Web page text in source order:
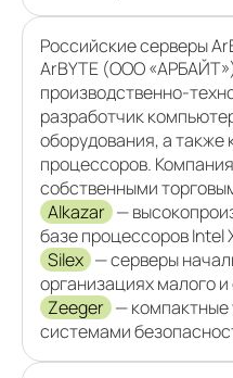
Российские серверы
ArBYTE (ООО
производственно-
разработчик
оборудования, а также
процессоров.
собственными
Alkazar —
базе процессоров Intel
Silex — серверы
организациях малого
Zeeger — компактные
системами